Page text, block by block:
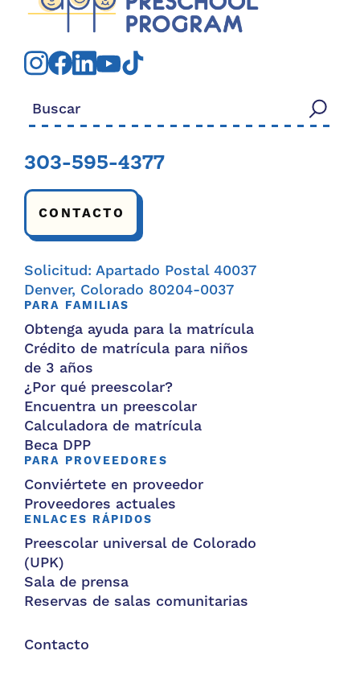
Buscar:
303-595-4377
CONTACTO
Solicitud: Apartado Postal 40037
Denver, Colorado 80204-0037
PARA FAMILIAS
Obtenga ayuda para la matrícula
Crédito de matrícula para niños
de 3 años
¿Por qué preescolar?
Encuentra un preescolar
Calculadora de matrícula
Beca DPP
PARA PROVEEDORES
Conviértete en proveedor
Proveedores actuales
ENLACES RÁPIDOS
Preescolar universal de Colorado
(UPK)
Sala de prensa
Reservas de salas comunitarias
Contacto